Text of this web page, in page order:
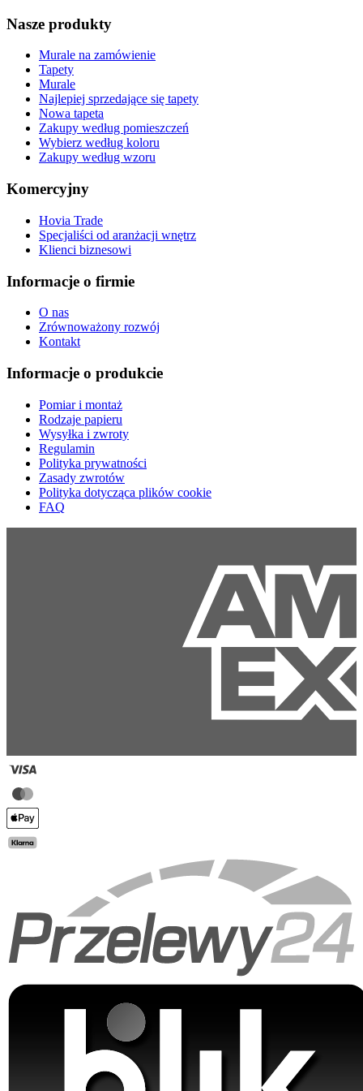
Nasze produkty
Murale na zamówienie
Tapety
Murale
Najlepiej sprzedające się tapety
Nowa tapeta
Zakupy według pomieszczeń
Wybierz według koloru
Zakupy według wzoru
Komercyjny
Hovia Trade
Specjaliści od aranżacji wnętrz
Klienci biznesowi
Informacje o firmie
O nas
Zrównoważony rozwój
Kontakt
Informacje o produkcie
Pomiar i montaż
Rodzaje papieru
Wysyłka i zwroty
Regulamin
Polityka prywatności
Zasady zwrotów
Polityka dotycząca plików cookie
FAQ